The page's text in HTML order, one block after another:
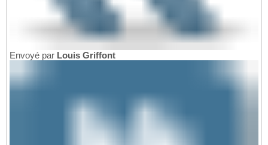
Envoyé par Louis Griffont